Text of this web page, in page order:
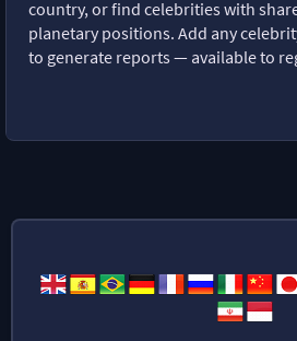
country, or find celebrities with
planetary positions. Add any
to generate reports — available to